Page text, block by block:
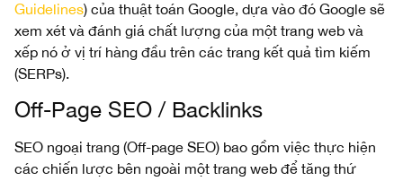
Guidelines) của thuật toán Google, dựa vào đó Google sẽ
xem xét và đánh giá chất lượng của một trang web và
xếp nó ở vị trí hàng đầu trên các trang kết quả tìm kiếm
(SERPs).
Off-Page SEO / Backlinks
SEO ngoại trang (Off-page SEO) bao gồm việc thực hiện
các chiến lược bên ngoài một trang web để tăng thứ